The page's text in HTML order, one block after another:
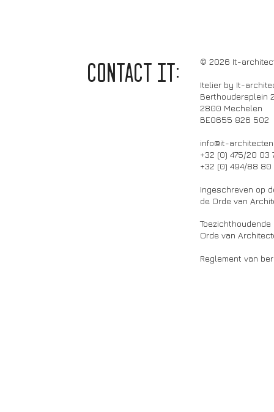
CONTACT it:
© 2026 It-
Itelier by It-
Berthoudersplein
2800 Mechelen
BE0655 826 502
info@it-
+32 (0) 475/20 03
+32 (0) 494/88 80
Ingeschreven op
de Orde van
Orde van
Reglement van